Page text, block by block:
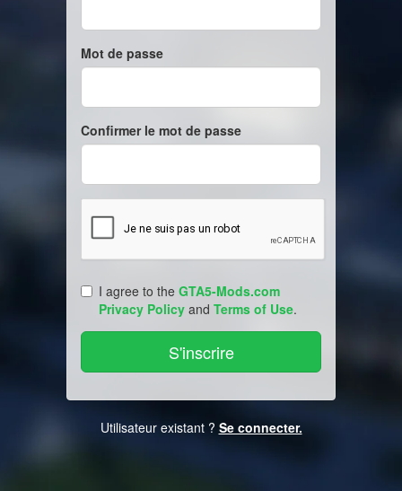
Mot de passe
Confirmer le mot de passe
I agree to the GTA5-Mods.com
Privacy Policy and Terms of Use.
Utilisateur existant ? Se connecter.